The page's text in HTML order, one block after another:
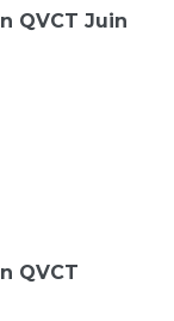
QVCT Juin
QVCT